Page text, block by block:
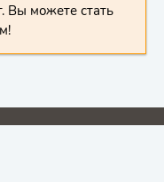
Вы можете стать